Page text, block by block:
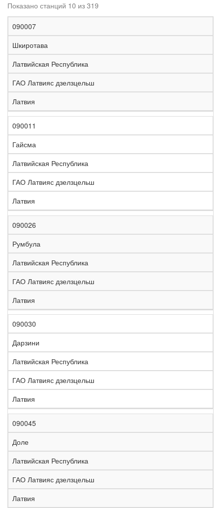
Показано станций 10 из 319
К
о
д
Н
а
з
в
а
н
и
е
т
а
а
е
е
з
н
а
я
о
о
а
е
и
н
090007
Шкиротава
Латвийская Республика
ГАО Латвияс дзелзцельш
Латвия
090011
Гайсма
Латвийская Республика
ГАО Латвияс дзелзцельш
Латвия
090026
Румбула
Латвийская Республика
ГАО Латвияс дзелзцельш
Латвия
090030
Дарзини
Латвийская Республика
ГАО Латвияс дзелзцельш
Латвия
090045
Доле
Латвийская Республика
ГАО Латвияс дзелзцельш
Латвия